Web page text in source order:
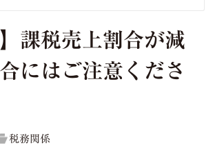
】課税売上割合が減
にはご注意くださ
税務関係